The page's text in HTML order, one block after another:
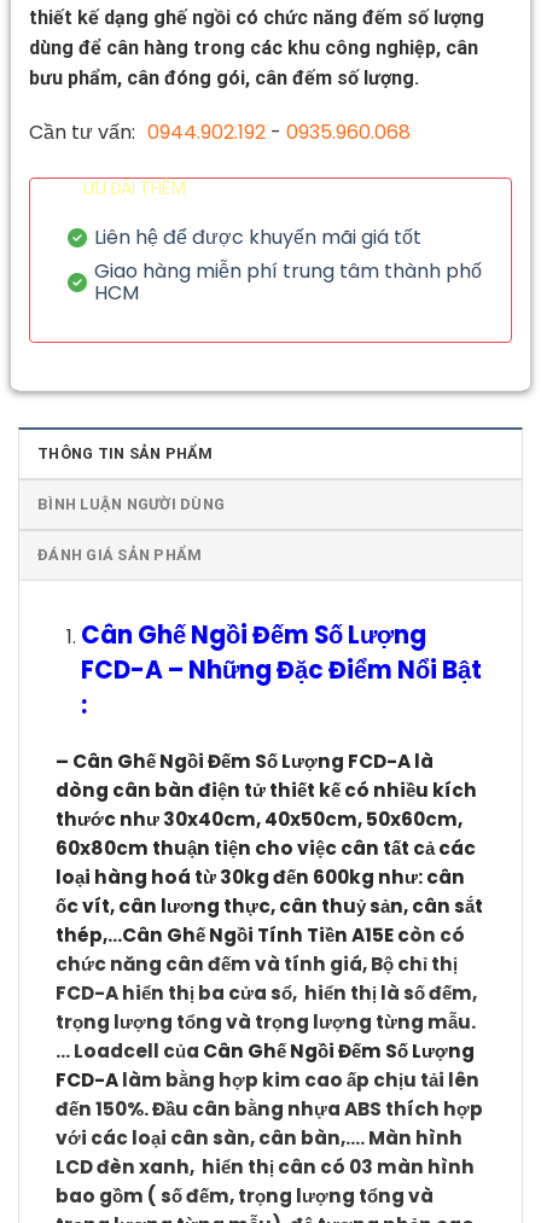
thiết kế dạng ghế ngồi có chức năng đếm số lượng
dùng để cân hàng trong các khu công nghiệp, cân
bưu phẩm, cân đóng gói, cân đếm số lượng.
Cần tư vấn: 0944.902.192 - 0935.960.068
ƯU ĐÃI THÊM
Liên hệ để được khuyến mãi giá tốt
Giao hàng miễn phí trung tâm thành phố
HCM
THÔNG TIN SẢN PHẨM
BÌNH LUẬN NGƯỜI DÙNG
ĐÁNH GIÁ SẢN PHẨM
Cân Ghế Ngồi Đếm Số Lượng
FCD-A– Những Đặc Điểm Nổi Bật
:
– Cân Ghế Ngồi Đếm Số Lượng FCD-A là
dòng cân bàn điện tử thiết kế có nhiều kích
thước như 30x40cm, 40x50cm, 50x60cm,
60x80cm thuận tiện cho việc cân tất cả các
loại hàng hoá từ 30kg đến 600kg như: cân
ốc vít, cân lương thực, cân thuỷ sản, cân sắt
thép,…Cân Ghế Ngồi Tính Tiền A15E còn có
chức năng cân đếm và tính giá, Bộ chỉ thị
FCD-A hiển thị ba cửa sổ, hiển thị là số đếm,
trọng lượng tổng và trọng lượng từng mẫu.
… Loadcell của Cân Ghế Ngồi Đếm Số Lượng
FCD-Alàm bằng hợp kim cao ấp chịu tải lên
đến 150%. Đầu cân bằng nhựa ABS thích hợp
với các loại cân sàn, cân bàn,….Màn hình
LCD đèn xanh, hiển thị cân có 03 màn hình
bao gồm ( số đếm, trọng lượng tổng và